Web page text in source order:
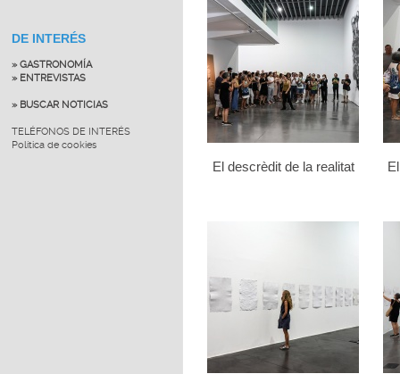
DE INTERÉS
» GASTRONOMÍA
» ENTREVISTAS
» BUSCAR NOTICIAS
TELÉFONOS DE INTERÉS
Política de cookies
El descrèdit de la realitat